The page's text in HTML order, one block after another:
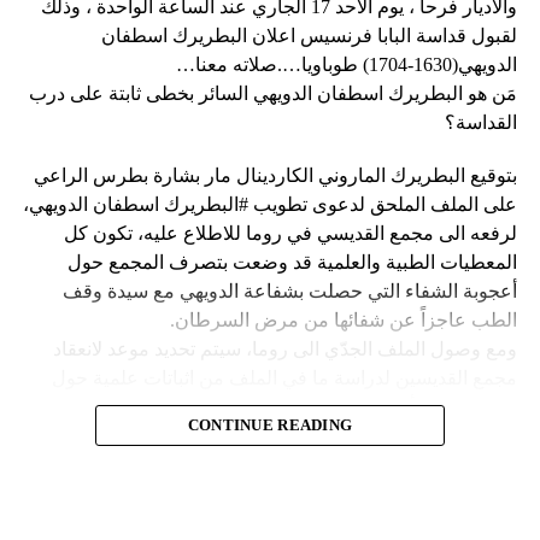
نداء الوطن
الإثنين، السيطرة على مطار توسان لوفرتور الدولي، الأكبر في
البلاد، وتبادلوا إطلاق النار مع الشرطة والجنود، مما أدى إلى
إلغاء جميع الرحلات الداخلية والدولية.
ألف شخص من منازلهم منذ عطلة نهاية الأسبوع بسبب أعمال
العنف.
وقال رجل من هايتي يدعى نيكولا لوكالة رويترز للأنباء: “أجبرتنا
العصابات المسلحة على ترك منازلنا. دمروا بيوتنا ونحن الآن في
ومنذ أن غادر نيكولا منزله، يعيش الآن في مخيم، ويقول إنه يشعر
كما لو كان مثل حيوان.
والاديار فرحا ، يوم الاحد 17 الجاري عند الساعة الواحدة ، وذلك
لقبول قداسة البابا فرنسيس اعلان البطريرك اسطفان
الدويهي(1630-1704) طوباويا….صلاته معنا…
مَن هو البطريرك اسطفان الدويهي السائر بخطى ثابتة على درب
القداسة؟
بتوقيع البطريرك الماروني الكاردينال مار بشارة بطرس الراعي
على الملف الملحق لدعوى تطويب #البطريرك اسطفان الدويهي،
لرفعه الى مجمع القديسي في روما للاطلاع عليه، تكون كل
المعطيات الطبية والعلمية قد وضعت بتصرف المجمع حول
أعجوبة الشفاء التي حصلت بشفاعة الدويهي مع سيدة وقف
الطب عاجزاً عن شفائها من مرض السرطان.
ومع وصول الملف الجدّي الى روما، سيتم تحديد موعد لانعقاد
الشفاء، على أن يتّخذ القرار بطوباوية البطريرك الدويهي من البابا
فرنسيس في حال سارت كلّ الأمور بالاتجاه الصحيح.
CONTINUE READING